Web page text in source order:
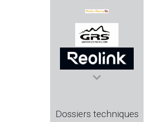
FORTIFY
WINDHAM WEAPONRY
GRS
REOLINK
Dossiers techniques